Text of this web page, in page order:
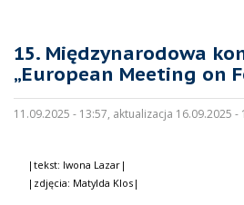
15. Międzynarodowa
„European Meeting on
11.09.2025 - 13:57, aktualizacja 16.09.2025 -
|tekst: Iwona Lazar|
|zdjęcia: Matylda Klos|